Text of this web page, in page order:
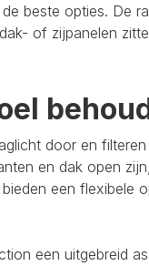
beste opties. De
of zijpanelen
door en
en dak open
een flexibele
een uitgebreid